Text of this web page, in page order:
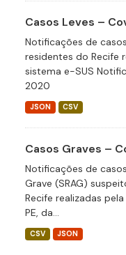
Casos Leves –
Notificações de
residentes do Recife
sistema e-SUS
2020
JSON CSV
Casos Graves –
Notificações de
Grave (SRAG)
Recife realizadas
PE, da...
CSV JSON